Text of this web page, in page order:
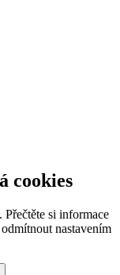
cookies
Přečtěte si informace
nastavením